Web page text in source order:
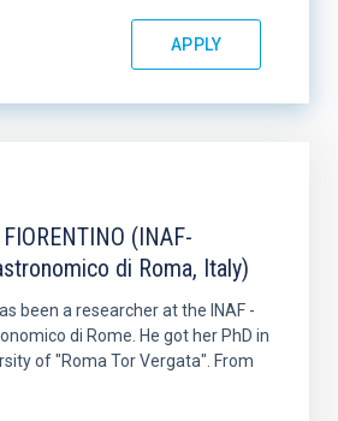
(INAF-
di Roma, Italy)
been a researcher at the INAF -
di Rome. He got her PhD in
of "Roma Tor Vergata". From